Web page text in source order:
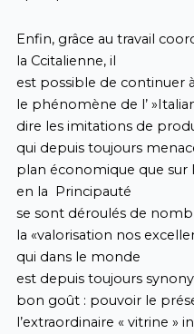
Enfin, grâce au travail
la Ccitalienne, il
est possible de continuer
le phénomène de l’
dire les imitations de
qui depuis toujours
plan économique que sur
en la Principauté
se sont déroulés de
la «valorisation nos
qui dans le monde
est depuis toujours
bon goût : pouvoir le
l’extraordinaire « vitrine »